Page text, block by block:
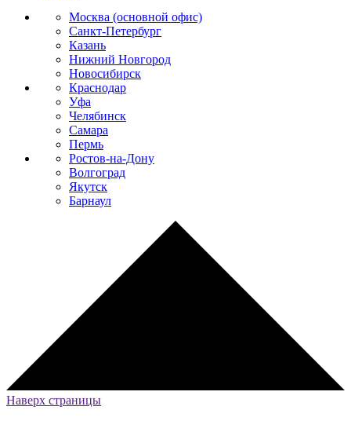
Москва (основной офис)
Санкт-Петербург
Казань
Нижний Новгород
Новосибирск
Краснодар
Уфа
Челябинск
Самара
Пермь
Ростов-на-Дону
Волгоград
Якутск
Барнаул
Наверх страницы